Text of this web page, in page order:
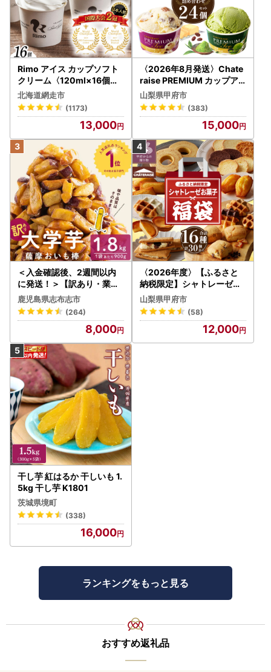
す。
【ふるさと納税の対象となる地方団体の指定について】
諫早市は令和7年9月26日付総務大臣通知「ふるさと納税の
対象となる地方団体の指定について（通知）」にて、地方税
法（昭和25年法律第226号）第37条の2第2項及び第314条の
7第2項の規定に基づき、ふるさと納税の対象となる地方団体
として指定されました。
指定対象期間は、令和7年10月1日から令和8年9月30日まで
Rimo アイス カップソフト
クリーム〈120ml×16個〉
ABA002 | アイス
北海道網走市
(1173)
13,000
〈2026年8月発送〉Chate
raise PREMIUM カップア
イス 詰合せ 4種 24個 アイ
ス
山梨県甲府市
(383)
15,000
＜入金確認後、2週間以内
に発送！＞【訳あり・業務
用】薩摩おいも棒セット 計
1.8kg(900g×2袋) p8-142
-2w
鹿児島県志布志市
(264)
8,000
〈2026年度〉【ふるさと
納税限定】シャトレーゼ人
気お菓子勢ぞろい!! お菓子
福箱 シャトレーゼ
山梨県甲府市
(58)
12,000
干し芋 紅はるか 干しいも 1.
5kg 干し芋 K1801
茨城県境町
(338)
16,000
ランキングをもっと見る
おすすめ返礼品